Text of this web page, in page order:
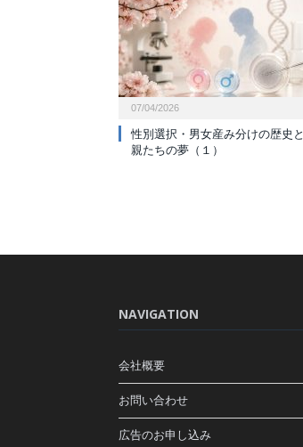
07/04/2026
性別選択・男女産み分けの歴史と
親たちの夢（１）
NAVIGATION
会社概要
お問い合わせ
広告のお申し込み